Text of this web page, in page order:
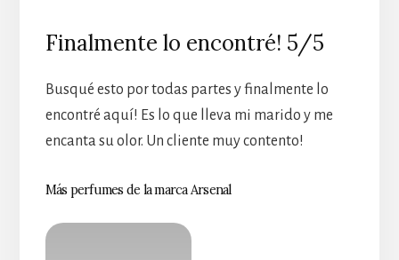
Finalmente lo encontré! 5/5
Busqué esto por todas partes y finalmente lo
encontré aquí! Es lo que lleva mi marido y me
encanta su olor. Un cliente muy contento!
Más perfumes de la marca Arsenal